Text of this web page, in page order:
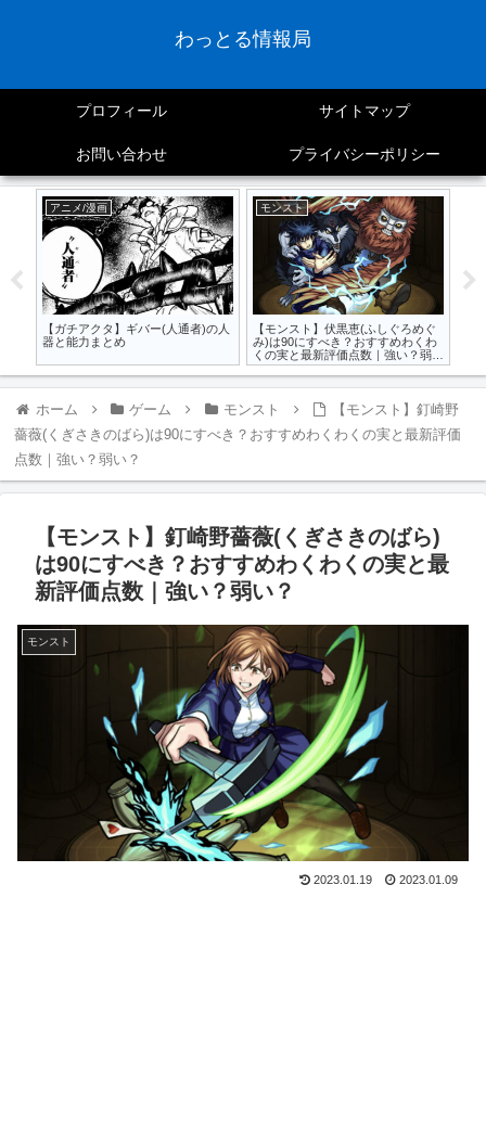
わっとる情報局
プロフィール サイトマップ
お問い合わせ プライバシーポリシー
アニメ/漫画
【ガチアクタ】ギバー(人通者)の人
器と能力まとめ
モンスト
【モンスト】伏黒恵(ふしぐろめぐ
み)は90にすべき？おすすめわくわ
くの実と最新評価点数｜強い？弱
い？
ホーム ゲーム モンスト
【モンスト】釘崎野
薔薇(くぎさきのばら)は90にすべき？おすすめわくわくの実と最新評価
点数｜強い？弱い？
【モンスト】釘崎野薔薇(くぎさきのばら)
は90にすべき？おすすめわくわくの実と最
新評価点数｜強い？弱い？
モンスト
2023.01.19 2023.01.09